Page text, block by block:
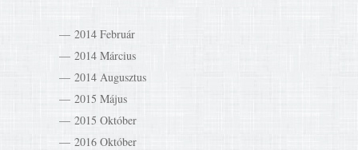
2014 Február
2014 Március
2014 Augusztus
2015 Május
2015 Október
2016 Október